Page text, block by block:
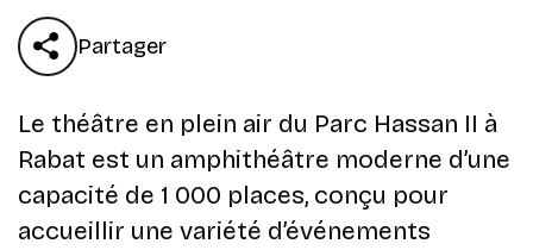
Partager
Le théâtre en plein air du Parc Hassan II à
Rabat est un amphithéâtre moderne d’une
capacité de 1 000 places, conçu pour
accueillir une variété d’événements